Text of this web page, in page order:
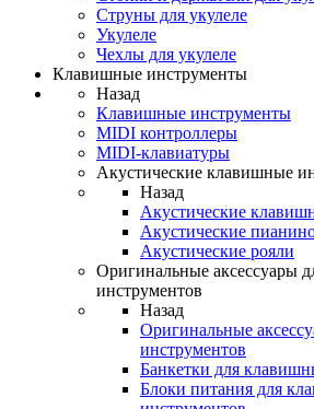
Струны для укулеле
Укулеле
Чехлы для укулеле
Клавишные инструменты
Назад
Клавишные инструменты
MIDI контроллеры
MIDI-клавиатуры
Акустические клавишные
Назад
Акустические
Акустические
Акустические рояли
Оригинальные аксессуары
инструментов
Назад
Оригинальные
инструментов
Банкетки для
Блоки питания для